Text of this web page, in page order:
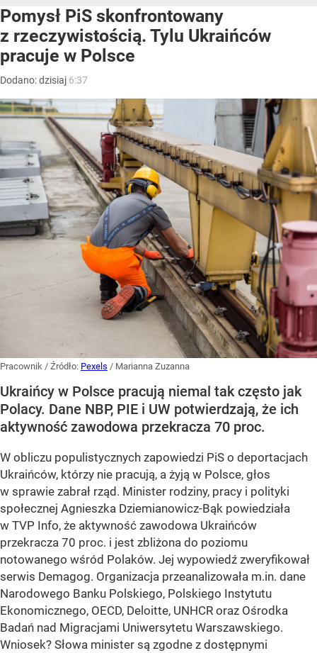
Pomysł PiS skonfrontowany
z rzeczywistością. Tylu Ukraińców
pracuje w Polsce
Dodano:dzisiaj 6:37
Pracownik / Źródło: Pexels / Marianna Zuzanna
Ukraińcy w Polsce pracują niemal tak często jak
Polacy. Dane NBP, PIE i UW potwierdzają, że ich
aktywność zawodowa przekracza 70 proc.
W obliczu populistycznych zapowiedzi PiS o deportacjach
Ukraińców, którzy nie pracują, a żyją w Polsce, głos
w sprawie zabrał rząd. Minister rodziny, pracy i polityki
społecznej Agnieszka Dziemianowicz-Bąk powiedziała
w TVP Info, że aktywność zawodowa Ukraińców
przekracza 70 proc. i jest zbliżona do poziomu
notowanego wśród Polaków. Jej wypowiedź zweryfikował
serwis Demagog. Organizacja przeanalizowała m.in. dane
Narodowego Banku Polskiego, Polskiego Instytutu
Ekonomicznego, OECD, Deloitte, UNHCR oraz Ośrodka
Badań nad Migracjami Uniwersytetu Warszawskiego.
Wniosek? Słowa minister są zgodne z dostępnymi